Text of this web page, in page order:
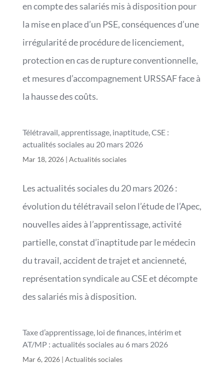
en compte des salariés mis à disposition pour
la mise en place d’un PSE, conséquences d’une
irrégularité de procédure de licenciement,
protection en cas de rupture conventionnelle,
et mesures d’accompagnement URSSAF face à
la hausse des coûts.
Télétravail, apprentissage, inaptitude, CSE :
actualités sociales au 20 mars 2026
Mar 18, 2026| Actualités sociales
Les actualités sociales du 20 mars 2026 :
évolution du télétravail selon l’étude de l’Apec,
nouvelles aides à l’apprentissage, activité
partielle, constat d’inaptitude par le médecin
du travail, accident de trajet et ancienneté,
représentation syndicale au CSE et décompte
des salariés mis à disposition.
Taxe d’apprentissage, loi de finances, intérim et
AT/MP : actualités sociales au 6 mars 2026
Mar 6, 2026| Actualités sociales